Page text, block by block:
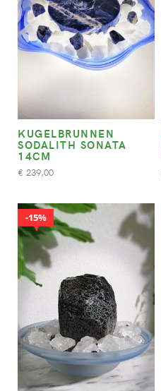
KUGELBRUNNEN
SODALITH SONATA
14CM
€ 239,00
15%